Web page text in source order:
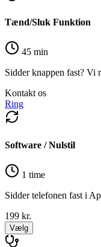
Tænd/Sluk Funktion
45 min
Sidder knappen fast? Vi
Kontakt os
Ring
Software / Nulstil
1 time
Sidder telefonen fast i
199 kr.
Vælg